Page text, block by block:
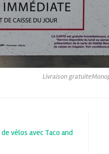
Livraison
vélos avec Taco and